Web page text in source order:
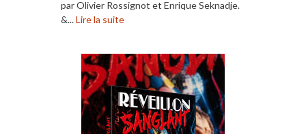
par Olivier Rossignot et Enrique Seknadje.
&...Lire la suite